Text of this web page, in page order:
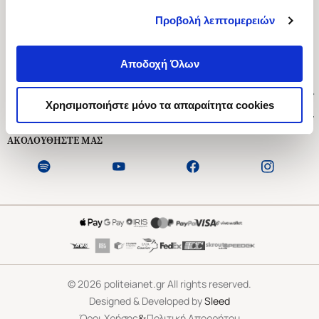
Προβολή λεπτομερειών
Αποδοχή Όλων
Χρησιμοποιήστε μόνο τα απαραίτητα cookies
Ασκληπιού 1-3, Αθήνα 106 79
Δευτέρα - Παρασκευή 09:00-21:00
Εξυπηρέτηση Πελατών
ΑΚΟΛΟΥΘΗΣΤΕ ΜΑΣ
©2026 politeianet.gr All rights reserved.
Designed & Developed bySleed